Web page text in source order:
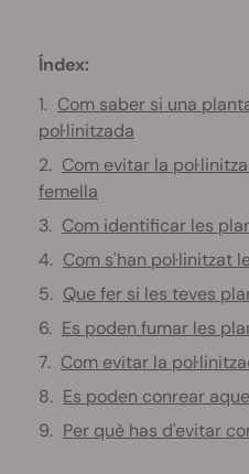
Índex:
Com saber si una
pol·linitzada
Com evitar la
femella
Com identificar les
Com s'han pol·linitzat
Que fer si les teves
Es poden fumar les
Com evitar la
Es poden conrear
Per què has d'evitar